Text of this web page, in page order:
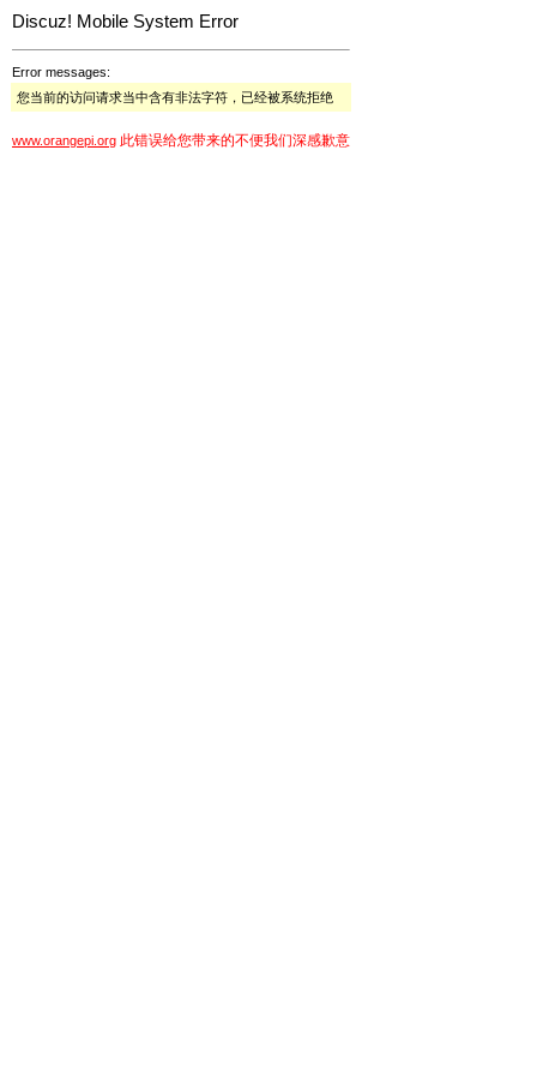
Discuz! Mobile System Error
Error messages:
您当前的访问请求当中含有非法字符，已经被系统拒绝
www.orangepi.org 此错误给您带来的不便我们深感歉意